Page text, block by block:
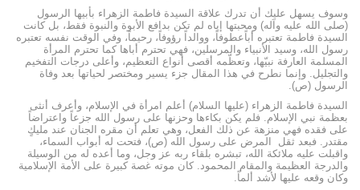
وسوف يسهل عليك أن تدرك علاقة السيدة فاطمة الزهراء بأبيها الرسول
(صلى الله عليه وآله) ومحبتها إياه لم تكن بدافع الأبوة والنبوة فقط، بل كانت
السيدة فاطمة تعتبره أباًعطوفاً، ووالداً رؤوفاً، رحيماً، وفي الوقت نفسه تعتبره
رسول الله، وسيد الأنبياء والمرسلين، فهي تحترم أباها كما تحترم المرأة
المسلمة العارفة نبيّها، وتعظّمه أقصى أنواع التعظيم، وأعلى درجات التفخيم
والتجليل. وإنما نطرح في هذا المقال جزء يسير ومختصر لحياتها بعد وفاة
الرسول (ص).
السيدة فاطمة الزهراء (عليها السلام) أعلم امرأة في الإسلام، وأعرف أنثى
بعظمة نبي الإسلام. فلم يكن بكاءها وحزنها على رسول الله جزعاً واعتراضاً
على فقده فهي منزهة عن ذلك الفعل، وهي تعلم أن مقره الجنان عند مليكٍ
مقتدر. فبعد ثقل المرض على رسول الله (ص)، فتحت له أبواب السماء،
واقبلت عليه ملائكة الله، تبشره بلقاء ربه عز وجل، وما أعده له من الوسيلة
والدرجة العظيمة والمقام المحمود. كان موته غصة كبيرة على الأمة الإسلامية
وكان وقعه عليها لأشد ألماً.